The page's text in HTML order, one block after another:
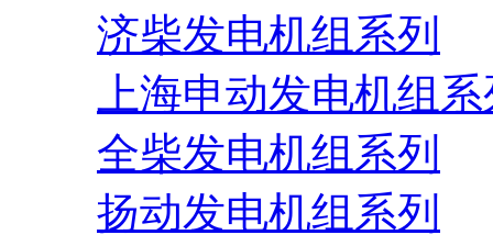
济柴发电机组系列
上海申动发电机组
全柴发电机组系列
扬动发电机组系列